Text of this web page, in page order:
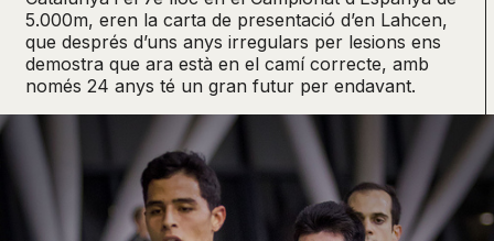
5.000m, eren la carta de presentació d’en Lahcen,
que després d’uns anys irregulars per lesions ens
demostra que ara està en el camí correcte, amb
només 24 anys té un gran futur per endavant.